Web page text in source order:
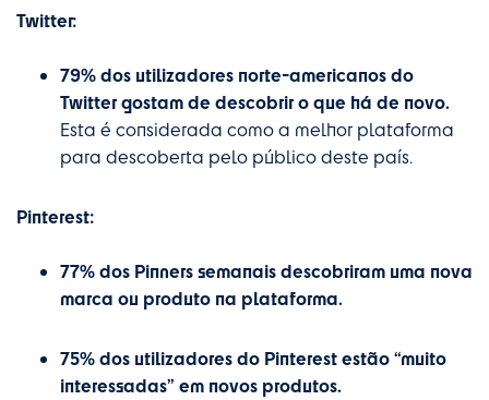
Twitter:
79% dos utilizadores norte-americanos do
Twitter gostam de descobrir o que há de novo.
Esta é considerada como a melhor plataforma
para descoberta pelo público deste país.
Pinterest:
77% dos Pinners semanais descobriram uma nova
marca ou produto na plataforma.
75% dos utilizadores do Pinterest estão “muito
interessadas” em novos produtos.